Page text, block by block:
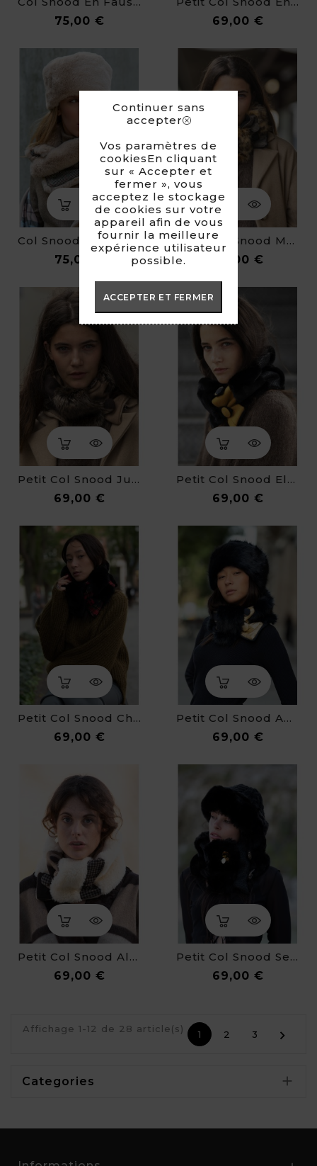
Continuer sans
accepter
Vos paramètres de
cookiesEn cliquant
sur « Accepter et
fermer », vous
acceptez le stockage
de cookies sur votre
appareil afin de vous
fournir la meilleure
expérience utilisateur
possible.
ACCEPTER ET FERMER
75,00 €
69,00 €
Col Snood Boutonné Victorine
75,00 €
Petit Col Snood Maxine
69,00 €
Petit Col Snood Juline
69,00 €
Petit Col Snood Eleonore En Fausse Fourrure
69,00 €
Petit Col Snood Charly En Fausse Fourrure
69,00 €
Petit Col Snood Aurel En Fausse Fourrure
69,00 €
Petit Col Snood Alexia
69,00 €
Petit Col Snood Serena
69,00 €
Affichage 1-12 de 28 article(s) 1 2 3 
Categories 